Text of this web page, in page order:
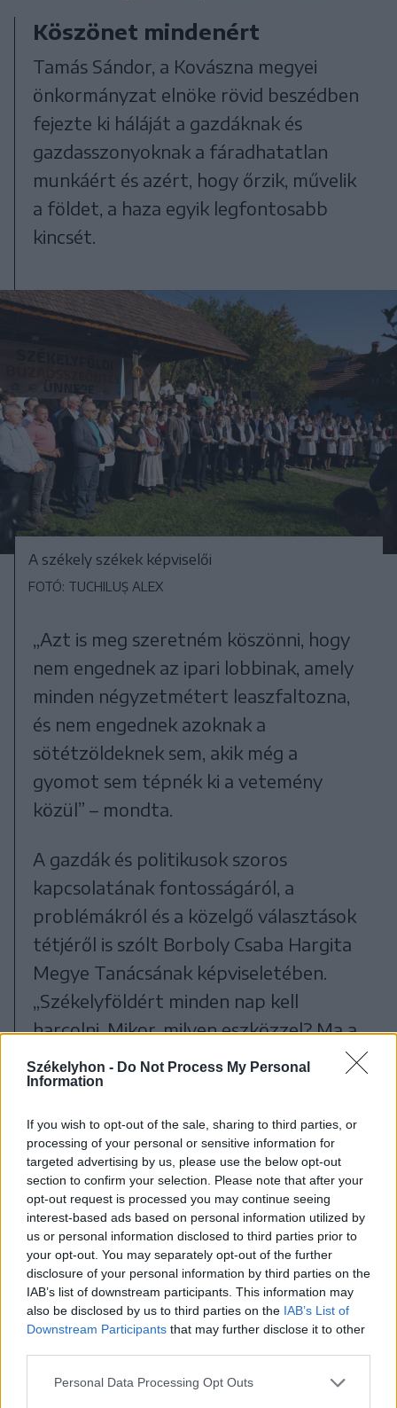
Székelyhon - Do Not Process My Personal
Information
If you wish to opt-out of the sale, sharing to third parties, or
processing of your personal or sensitive information for
targeted advertising by us, please use the below opt-out
section to confirm your selection. Please note that after your
opt-out request is processed you may continue seeing
interest-based ads based on personal information utilized by
us or personal information disclosed to third parties prior to
your opt-out. You may separately opt-out of the further
disclosure of your personal information by third parties on the
IAB’s list of downstream participants. This information may
also be disclosed by us to third parties on the IAB’s List of
Downstream Participants that may further disclose it to other
Personal Data Processing Opt Outs
Köszönet mindenért
Tamás Sándor, a Kovászna megyei
önkormányzat elnöke rövid beszédben
fejezte ki háláját a gazdáknak és
gazdasszonyoknak a fáradhatatlan
munkáért és azért, hogy őrzik, művelik
a földet, a haza egyik legfontosabb
kincsét.
A székely székek képviselői
FOTÓ: TUCHILUȘ ALEX
„Azt is meg szeretném köszönni, hogy
nem engednek az ipari lobbinak, amely
minden négyzetmétert leaszfaltozna,
és nem engednek azoknak a
sötétzöldeknek sem, akik még a
gyomot sem tépnék ki a vetemény
közül” – mondta.
A gazdák és politikusok szoros
kapcsolatának fontosságáról, a
problémákról és a közelgő választások
tétjéről is szólt Borboly Csaba Hargita
Megye Tanácsának képviseletében.
„Székelyföldért minden nap kell
harcolni. Mikor, milyen eszközzel? Ma a
búzaösszeöntéssel, holnap a
parlamentben. És nézzék meg, hogy az
egyik legnagyobb problémánk itt,
Székelyföldön, ami a gazdatársadalmat
gyéríti, az a vadkárok ügye” – mutatott
rá, hozzátéve, hogy szoros
együttműködéssel ebben a kérdésben
is sikerülhet áttörést elérni.